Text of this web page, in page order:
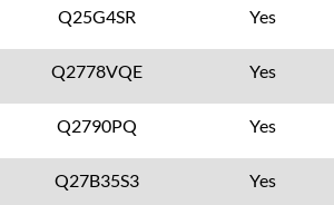
Q25G4SR Yes
Q2778VQE Yes
Q2790PQ Yes
Q27B35S3 Yes